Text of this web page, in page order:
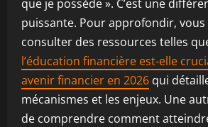
que je possède ». C’est une
puissante. Pour approfondir, vous
consulter des ressources telles
l’éducation financière est-elle
avenir financier en 2026 qui
mécanismes et les enjeux. Une
de comprendre comment